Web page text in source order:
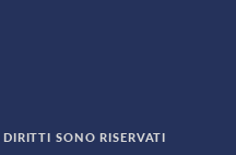
SONO RISERVATI